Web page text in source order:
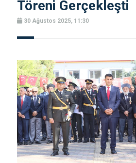
Töreni Gerçekleşti
30 Ağustos 2025, 11:30